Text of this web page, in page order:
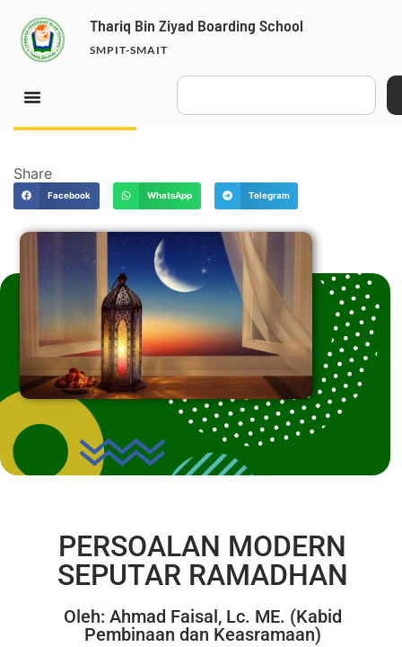
Thariq Bin Ziyad Boarding School
SMPIT-SMAIT
Share
Facebook WhatsApp Telegram
PERSOALAN MODERN
SEPUTAR RAMADHAN
Oleh: Ahmad Faisal, Lc. ME. (Kabid
Pembinaan dan Keasramaan)